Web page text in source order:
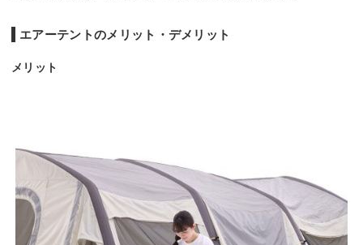
エアーテントのメリット・デメリット
メリット